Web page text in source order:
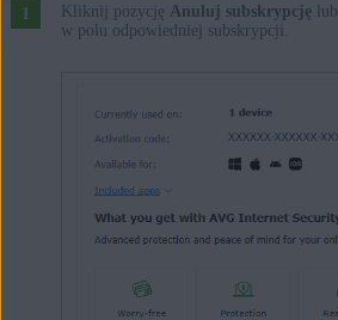
Kliknij pozycję Anuluj subskrypcjęlub
w polu odpowiedniej subskrypcji.